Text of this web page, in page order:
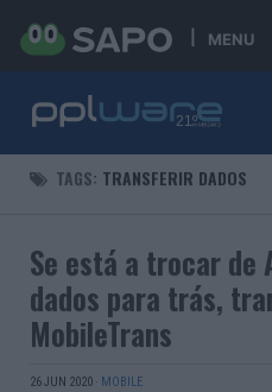
MENU
TAGS: TRANSFERIR DADOS
Se está a trocar de
dados para trás,
MobileTrans
26 JUN 2020 · MOBILE